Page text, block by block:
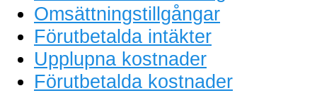
Omsättningstillgångar
Förutbetalda intäkter
Upplupna kostnader
Förutbetalda kostnader